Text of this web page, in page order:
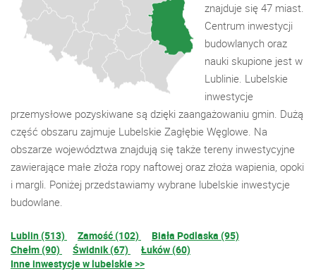
znajduje się 47 miast.
Centrum inwestycji
budowlanych oraz
nauki skupione jest w
Lublinie. Lubelskie
inwestycje
przemysłowe pozyskiwane są dzięki zaangażowaniu gmin. Dużą
część obszaru zajmuje Lubelskie Zagłębie Węglowe. Na
obszarze województwa znajdują się także tereny inwestycyjne
zawierające małe złoża ropy naftowej oraz złoża wapienia, opoki
i margli. Poniżej przedstawiamy wybrane lubelskie inwestycje
budowlane.
Lublin (513) Zamość (102)
Biała Podlaska (95)
Chełm (90)
Świdnik (67)
Łuków (60)
Inne inwestycje w lubelskie >>